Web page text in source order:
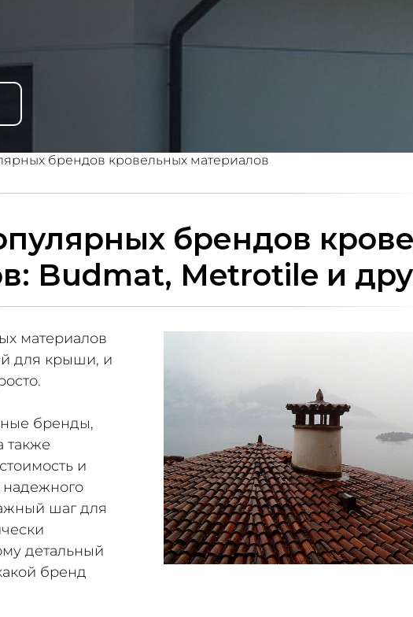
брендов кровельных материалов
брендов
Budmat, Metrotile и
материалов
для крыши, и
бренды,
также
и
шаг для
детальный
бренд